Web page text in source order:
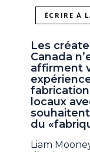
ÉCRIRE À
Les
Canada
affirment
locaux
du
Liam